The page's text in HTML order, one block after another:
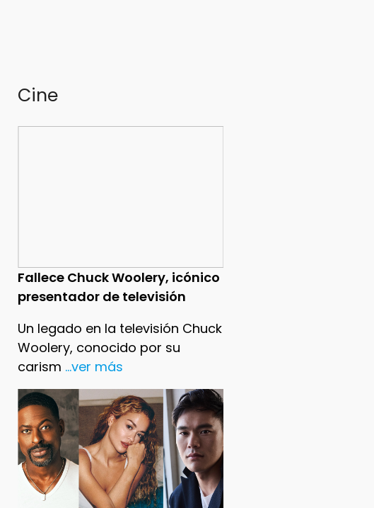
Cine
Fallece Chuck Woolery, icónico
presentador de televisión
Un legado en la televisión Chuck
Woolery, conocido por su
carism ...ver más